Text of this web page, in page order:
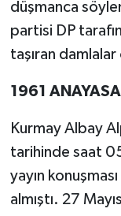
düşmanca
partisi DP
taşıran
1961
Kurmay Albay
tarihinde saat
yayın
almıştı. 27